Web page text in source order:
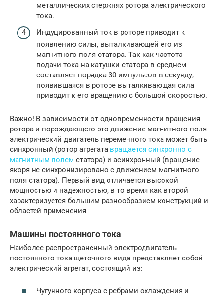
металлических стержнях ротора электрического
тока.
Индуцированный ток в роторе приводит к
появлению силы, выталкивающей его из
магнитного поля статора. Так как частота
подачи тока на катушки статора в среднем
составляет порядка 30 импульсов в секунду,
появившаяся в роторе выталкивающая сила
приводит к его вращению с большой скоростью.
Важно! В зависимости от одновременности вращения
ротора и порождающего это движение магнитного поля
электрический двигатель переменного тока может быть
синхронный (ротор агрегата вращается синхронно с
магнитным полем статора) и асинхронный (вращение
якоря не синхронизировано с движением магнитного
поля статора). Первый вид отличается высокой
мощностью и надежностью, в то время как второй
характеризуется большим разнообразием конструкций и
областей применения
Машины постоянного тока
Наиболее распространенный электродвигатель
постоянного тока щеточного вида представляет собой
электрический агрегат, состоящий из:
Чугунного корпуса с ребрами охлаждения и